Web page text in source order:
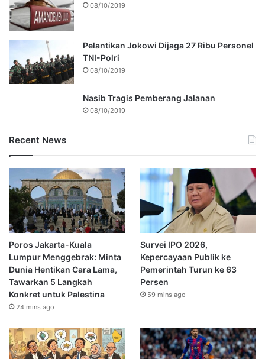
08/10/2019
Pelantikan Jokowi Dijaga 27 Ribu Personel
TNI-Polri
08/10/2019
Nasib Tragis Pemberang Jalanan
08/10/2019
Recent News
Poros Jakarta-Kuala
Lumpur Menggebrak: Minta
Dunia Hentikan Cara Lama,
Tawarkan 5 Langkah
Konkret untuk Palestina
24 mins ago
Survei IPO 2026,
Kepercayaan Publik ke
Pemerintah Turun ke 63
Persen
59 mins ago